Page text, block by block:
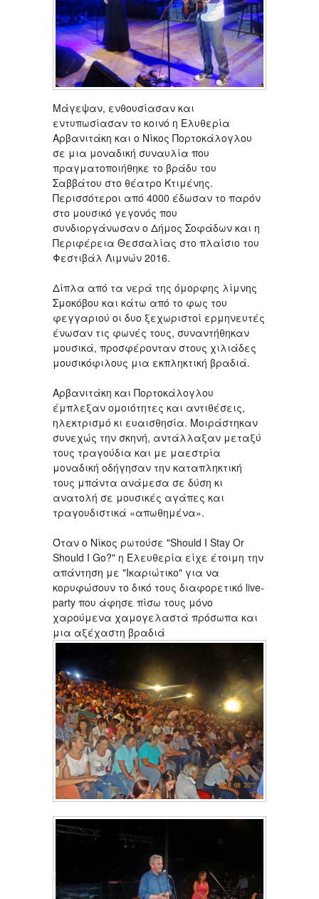
Μάγεψαν, ενθουσίασαν και
εντυπωσίασαν το κοινό η Ελυθερία
Αρβανιτάκη και ο Νίκος Πορτοκάλογλου
σε μια μοναδική συναυλία που
πραγματοποιήθηκε το βράδυ του
Σαββάτου στο θέατρο Κτιμένης.
Περισσότεροι από 4000 έδωσαν το παρόν
στο μουσικό γεγονός που
συνδιοργάνωσαν ο Δήμος Σοφάδων και η
Περιφέρεια Θεσσαλίας στο πλαίσιο του
Φεστιβάλ Λιμνών 2016.
Δίπλα από τα νερά της όμορφης λίμνης
Σμοκόβου και κάτω από το φως του
φεγγαριού οι δυο ξεχωριστοί ερμηνευτές
ένωσαν τις φωνές τους, συναντήθηκαν
μουσικά, προσφέρονταν στους χιλιάδες
μουσικόφιλους μια εκπληκτική βραδιά.
Αρβανιτάκη και Πορτοκάλογλου
έμπλεξαν ομοιότητες και αντιθέσεις,
ηλεκτρισμό κι ευαισθησία. Μοιράστηκαν
συνεχώς την σκηνή, αντάλλαξαν μεταξύ
τους τραγούδια και με μαεστρία
μοναδική οδήγησαν την καταπληκτική
τους μπάντα ανάμεσα σε δύση κι
ανατολή σε μουσικές αγάπες και
τραγουδιστικά «απωθημένα».
Όταν ο Νίκος ρωτούσε "Should I Stay Or
Should I Go?" η Ελευθερία είχε έτοιμη την
απάντηση με "Ικαριώτικο" για να
κορυφώσουν το δικό τους διαφορετικό live-
party που άφησε πίσω τους μόνο
χαρούμενα χαμογελαστά πρόσωπα και
μια αξέχαστη βραδιά